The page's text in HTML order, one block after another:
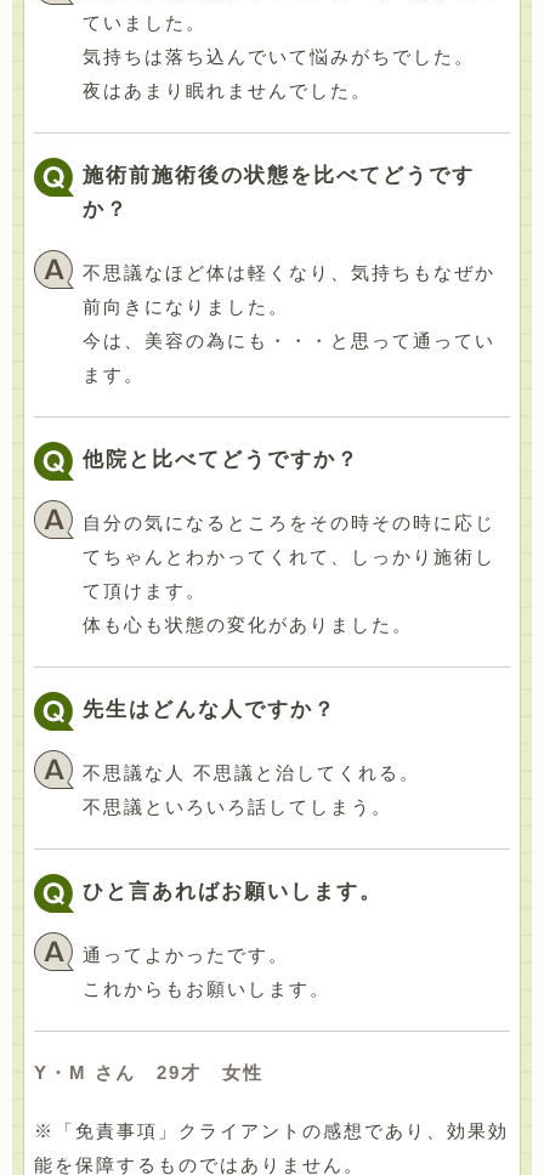
ていました。
気持ちは落ち込んでいて悩みがちでした。
夜はあまり眠れませんでした。
施術前施術後の状態を比べてどうです
か？
不思議なほど体は軽くなり、気持ちもなぜか
前向きになりました。
今は、美容の為にも・・・と思って通ってい
ます。
他院と比べてどうですか？
自分の気になるところをその時その時に応じ
てちゃんとわかってくれて、しっかり施術し
て頂けます。
体も心も状態の変化がありました。
先生はどんな人ですか？
不思議な人 不思議と治してくれる。
不思議といろいろ話してしまう。
ひと言あればお願いします。
通ってよかったです。
これからもお願いします。
Y・M さん 29才 女性
※「免責事項」クライアントの感想であり、効果効
能を保障するものではありません。